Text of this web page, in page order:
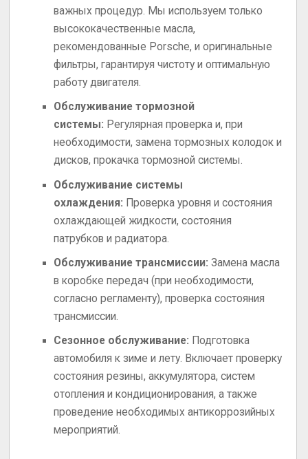
важных процедур. Мы используем только
высококачественные масла,
рекомендованные Porsche, и оригинальные
фильтры, гарантируя чистоту и оптимальную
работу двигателя.
Обслуживание тормозной
системы: Регулярная проверка и, при
необходимости, замена тормозных колодок и
дисков, прокачка тормозной системы.
Обслуживание системы
охлаждения: Проверка уровня и состояния
охлаждающей жидкости, состояния
патрубков и радиатора.
Обслуживание трансмиссии: Замена масла
в коробке передач (при необходимости,
согласно регламенту), проверка состояния
трансмиссии.
Сезонное обслуживание: Подготовка
автомобиля к зиме и лету. Включает проверку
состояния резины, аккумулятора, систем
отопления и кондиционирования, а также
проведение необходимых антикоррозийных
мероприятий.